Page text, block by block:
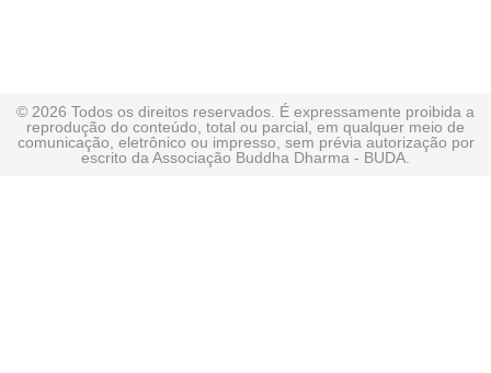
© 2026 Todos os direitos reservados. É expressamente proibida a
reprodução do conteúdo, total ou parcial, em qualquer meio de
comunicação, eletrônico ou impresso, sem prévia autorização por
escrito da Associação Buddha Dharma - BUDA.